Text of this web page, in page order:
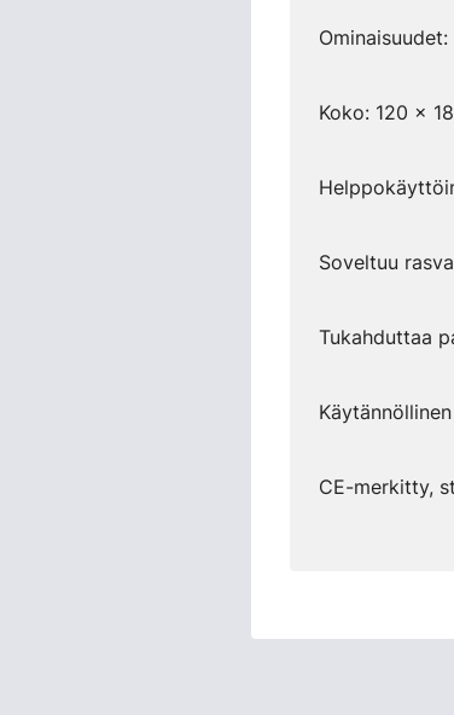
Ominaisuudet:
Koko: 120 x
Soveltuu
Tukahduttaa
CE-merkitty,